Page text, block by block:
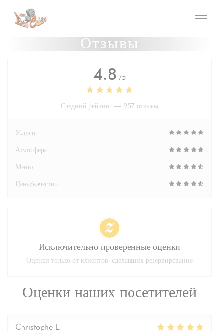
Панель управления cookies
Отзывы
Оценки наших посетителей
Christophe L
4.8 /5
Средний рейтинг — 957 отзывы
Услуги
Атмосфера
Меню
Цена/качество
Исключительно проверенные оценки
Оценки только от клиентов, сделавших резервирование